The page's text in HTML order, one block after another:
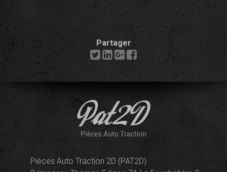
Partager
Pièces Auto Traction 2D (PAT2D)